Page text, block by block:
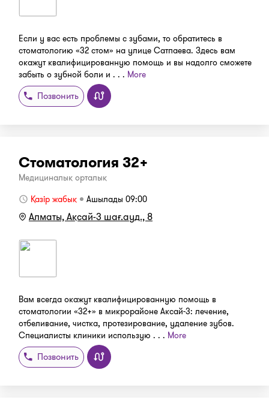
Если у вас есть проблемы с зубами, то обратитесь в
стоматологию «32 стом» на улице Сатпаева. Здесь вам
окажут квалифицированную помощь и вы надолго сможете
забыть о зубной боли и . . . More
Позвонить
Стоматология 32+
Медициналық орталық
Қазір жабық
Ашылады 09:00
Алматы, Ақсай-3 шағ.ауд., 8
Вам всегда окажут квалифицированную помощь в
стоматологии «32+» в микрорайоне Аксай-3: лечение,
отбеливание, чистка, протезирование, удаление зубов.
Специалисты клиники использую . . . More
Позвонить